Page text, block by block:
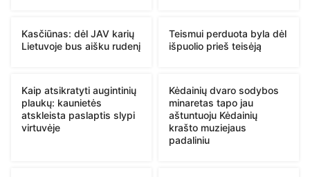
Kasčiūnas: dėl JAV karių
Lietuvoje bus aišku rudenį
Teismui perduota byla dėl
išpuolio prieš teisėją
Kaip atsikratyti augintinių
plaukų: kaunietės
atskleista paslaptis slypi
virtuvėje
Kėdainių dvaro sodybos
minaretas tapo jau
aštuntuoju Kėdainių
krašto muziejaus
padaliniu